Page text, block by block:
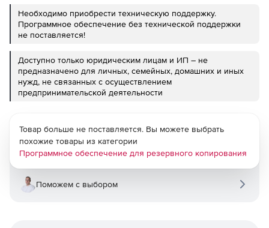
Необходимо приобрести техническую поддержку.
Программное обеспечение без технической поддержки
не поставляется!
Доступно только юридическим лицам и ИП – не
предназначено для личных, семейных, домашних и иных
нужд, не связанных с осуществлением
предпринимательской деятельности
Товар больше не поставляется. Вы можете выбрать
похожие товары из категории
Программное обеспечение для резервного копирования
Поможем с выбором